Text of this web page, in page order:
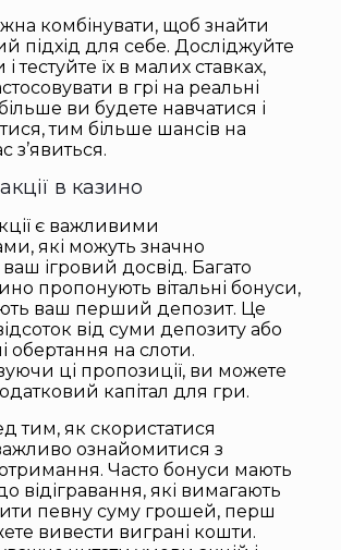
комбінувати, щоб знайти
підхід для себе. Досліджуйте
і тестуйте їх в малих ставках,
в грі на реальні
ви будете навчатися і
тим більше шансів на
з’явиться.
в казино
є важливими
які можуть значно
ігровий досвід. Багато
пропонують вітальні бонуси,
ваш перший депозит. Це
від суми депозиту або
обертання на слоти.
ці пропозиції, ви можете
капітал для гри.
тим, як скористатися
ознайомитися з
Часто бонуси мають
відігравання, які вимагають
певну суму грошей, перш
вивести виграні кошти.